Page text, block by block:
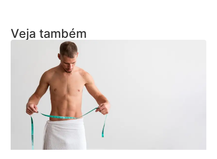
Veja também